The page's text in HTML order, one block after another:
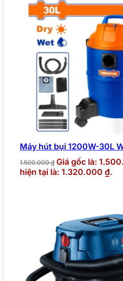
Máy hút bụi 1200W-30L
1.500.000₫ Giá gốc là:
hiện tại là: 1.320.000 ₫.